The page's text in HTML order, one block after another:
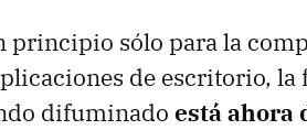
principio sólo para la
de escritorio,
difuminado está ahora